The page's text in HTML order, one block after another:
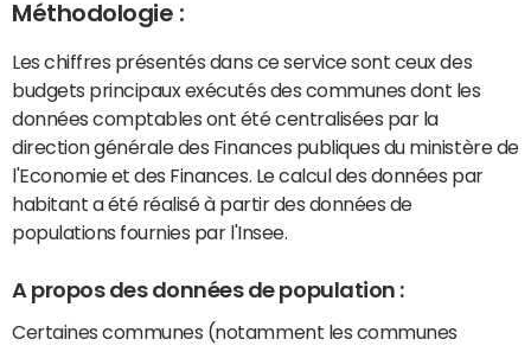
Méthodologie :
Les chiffres présentés dans ce service sont ceux des
budgets principaux exécutés des communes dont les
données comptables ont été centralisées par la
direction générale des Finances publiques du ministère de
l'Economie et des Finances. Le calcul des données par
habitant a été réalisé à partir des données de
populations fournies par l'Insee.
A propos des données de population :
Certaines communes (notamment les communes